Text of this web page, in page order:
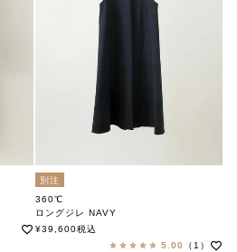
別注
360℃
ロングジレ NAVY
360ド
¥39,600税込
5.00
（1）